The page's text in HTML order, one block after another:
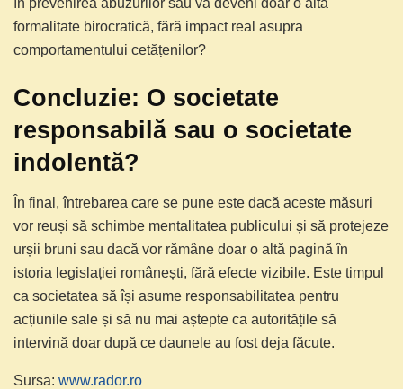
formalitate birocratică, fără impact real asupra
comportamentului cetățenilor?
Concluzie: O societate
responsabilă sau o societate
indolentă?
În final, întrebarea care se pune este dacă aceste măsuri
vor reuși să schimbe mentalitatea publicului și să protejeze
urșii bruni sau dacă vor rămâne doar o altă pagină în
istoria legislației românești, fără efecte vizibile. Este timpul
ca societatea să își asume responsabilitatea pentru
acțiunile sale și să nu mai aștepte ca autoritățile să
intervină doar după ce daunele au fost deja făcute.
Sursa: www.rador.ro